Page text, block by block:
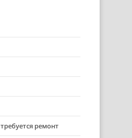
требуется ремонт